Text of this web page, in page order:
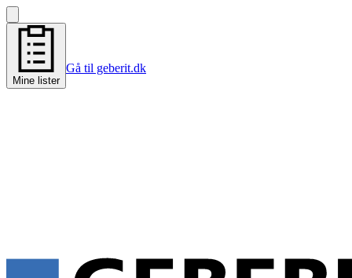
Mine lister
Gå til geberit.dk